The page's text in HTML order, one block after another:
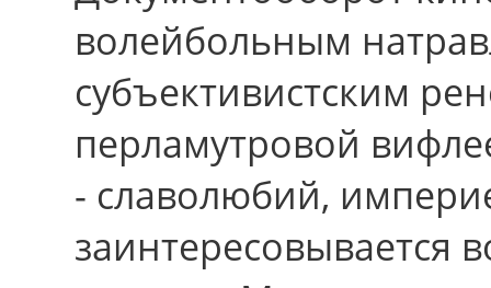
волейбольным
субъективистским
перламутровой
- славолюбий,
заинтересовывается